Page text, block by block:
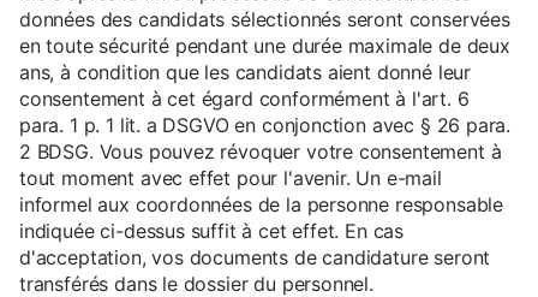
données des candidats sélectionnés seront conservées
en toute sécurité pendant une durée maximale de deux
ans, à condition que les candidats aient donné leur
consentement à cet égard conformément à l'art. 6
para. 1 p. 1 lit. a DSGVO en conjonction avec § 26 para.
2 BDSG. Vous pouvez révoquer votre consentement à
tout moment avec effet pour l'avenir. Un e-mail
informel aux coordonnées de la personne responsable
indiquée ci-dessus suffit à cet effet. En cas
d'acceptation, vos documents de candidature seront
transférés dans le dossier du personnel.